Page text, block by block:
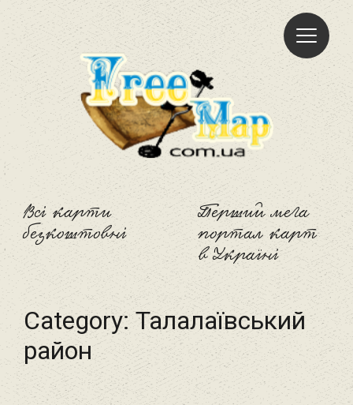
Всі карти
безкоштовні
Freemap
Перший мега
портал карт
в Україні
Category:Талалаївський
район